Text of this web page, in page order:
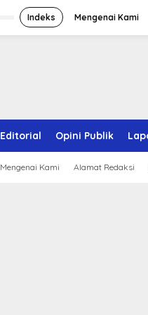
Indeks Mengenai Kami
Editorial Opini Publik
Mengenai Kami Alamat Redaksi